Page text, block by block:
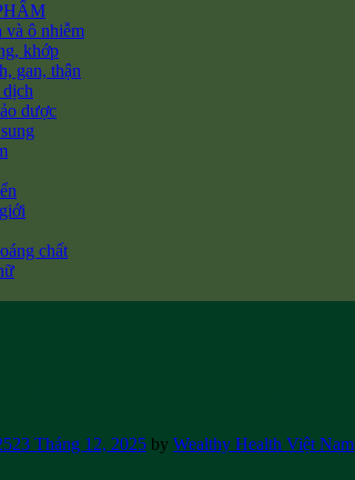
và ô nhiễm
khớp
gan, thận
dược
chất
23 Tháng 12, 2025 by Wealthy Health Việt Nam